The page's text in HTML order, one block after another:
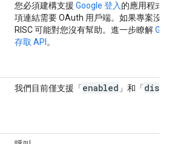
您必須建構支援 Google 登入 的應用程式
項連結需要 OAuth 用戶端。如果專案沒
RISC 可能對您沒有幫助。進一步瞭解
存取 API 。
我們目前僅支援「enabled 」和「